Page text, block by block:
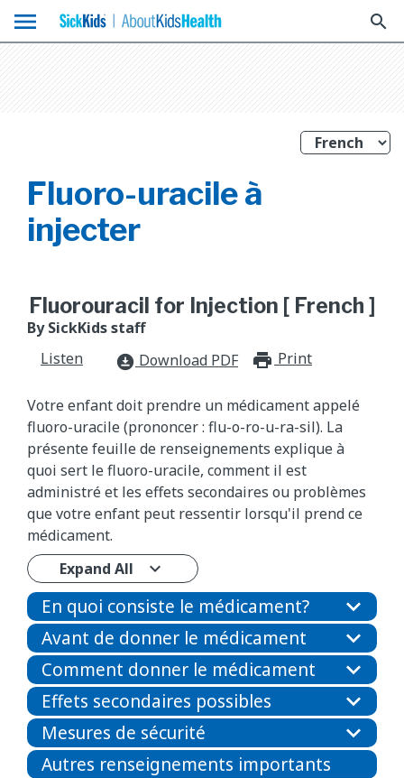
menu search
Fluoro-uracile à
injecter
Fluorouracil for Injection [ French ]
By SickKids staff
Listen
download_for_offline Download PDF Print
Votre enfant doit prendre un médicament appelé
fluoro-uracile (prononcer : flu-o-ro-u-ra-sil). La
présente feuille de renseignements explique à
quoi sert le fluoro-uracile, comment il est
administré et les effets secondaires ou problèmes
que votre enfant peut ressentir lorsqu'il prend ce
médicament.
Expand All
En quoi consiste le médicament?
Avant de donner le médicament
Comment donner le médicament
Effets secondaires possibles
Mesures de sécurité
Autres renseignements importants